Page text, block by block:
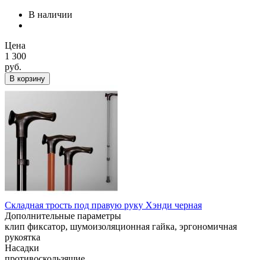
В наличии
Цена
1 300
руб.
В корзину
Складная трость под правую руку Хэнди черная
Дополнительные параметры
клип фиксатор, шумоизоляционная гайка, эргономичная
рукоятка
Насадки